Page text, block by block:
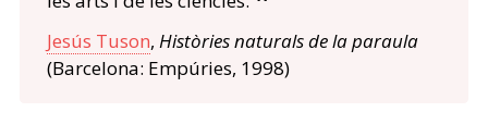
Jesús Tuson, Històries naturals de la paraula
(Barcelona: Empúries, 1998)